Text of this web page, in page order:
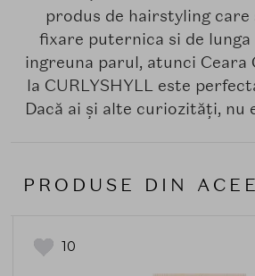
produs de hairstyling
fixare puternica si de
ingreuna parul, atunci Ceara
la CURLYSHYLL este
Dacă ai și alte curiozități, nu
PRODUSE DIN
10